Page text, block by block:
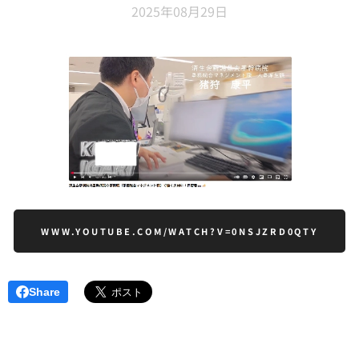
2025年08月29日
WWW.YOUTUBE.COM/WATCH?V=0NSJZRD0QTY
Share